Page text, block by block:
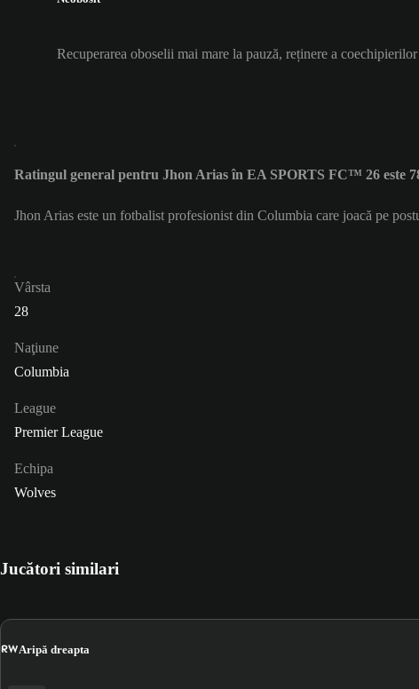
Recuperarea oboselii mai mare la pauză, reținere a
Ratingul general pentru Jhon Arias în EA SPORTS FC™ 26 este
Jhon Arias este un fotbalist profesionist din Columbia care joacă pe
Vârsta
28
Naţiune
Columbia
League
Premier League
Echipa
Wolves
Jucători similari
RWAripă dreapta